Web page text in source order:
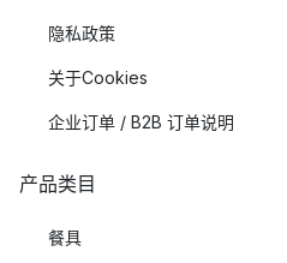
隐私政策
关于Cookies
企业订单 / B2B 订单说明
产品类目
餐具